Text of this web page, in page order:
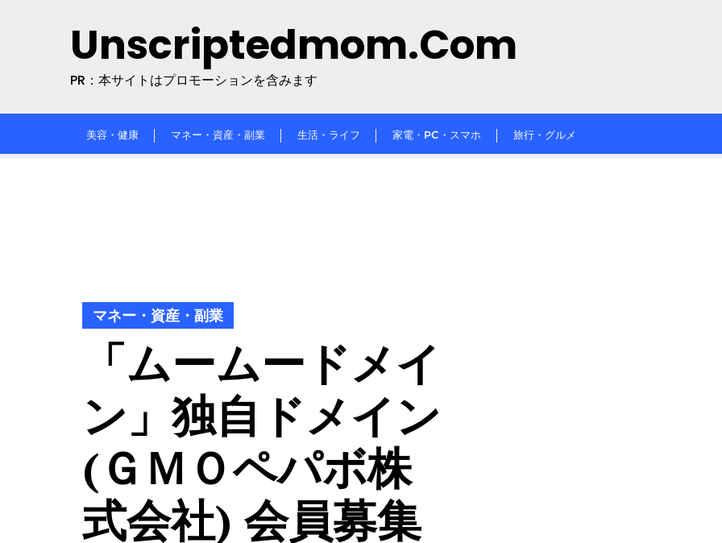
Unscriptedmom.com
PR：本サイトはプロモーションを含みます
美容・健康 マネー・資産・副業 生活・ライフ 家電・PC・スマホ 旅行・グルメ
マネー・資産・副業
「ムームードメイ
ン」独自ドメイン
(ＧＭＯペパボ株
式会社) 会員募集